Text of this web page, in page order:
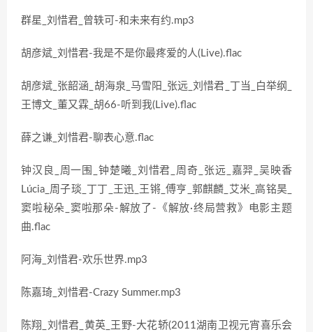
群星_刘惜君_曾轶可-和未来有约.mp3
胡彦斌_刘惜君-我是不是你最疼爱的人(Live).flac
胡彦斌_张韶涵_胡海泉_马雪阳_张远_刘惜君_丁当_白举纲_
王博文_董又霖_胡66-听到我(Live).flac
薛之谦_刘惜君-聊表心意.flac
钟汉良_周一围_钟楚曦_刘惜君_周奇_张远_嘉羿_吴映香
Lúcia_周子琰_丁丁_王迅_王锵_傅亨_郭麒麟_艾米_高铭昊_
窦啦秘朵_窦啦那朵-解放了-《解放·终局营救》电影主题
曲.flac
阿海_刘惜君-欢乐世界.mp3
陈嘉琦_刘惜君-Crazy Summer.mp3
陈翔_刘惜君_黄英_王野-大花轿(2011湖南卫视元宵喜乐会